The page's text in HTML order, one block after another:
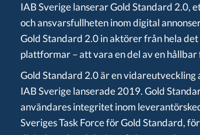
IAB Sverige lanserar Gold Standard
och ansvarsfullheten inom digital
Gold Standard 2.0 in aktörer från hela
plattformar – att vara en del av en
Gold Standard 2.0 är en
IAB Sverige lanserade 2019. Gold
användares integritet inom
Sveriges Task Force för Gold Standard,